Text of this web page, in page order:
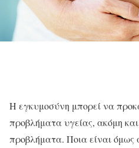
Η εγκυμοσύνη μπορεί να
προβλήματα υγείας, ακόμη
προβλήματα. Ποια είναι